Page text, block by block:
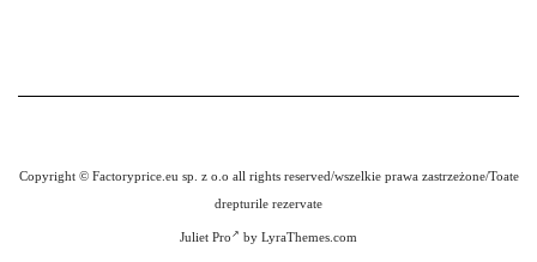
Copyright © Factoryprice.eu sp. z o.o all rights reserved/wszelkie prawa zastrzeżone/Toate
drepturile rezervate
Juliet Pro by LyraThemes.com